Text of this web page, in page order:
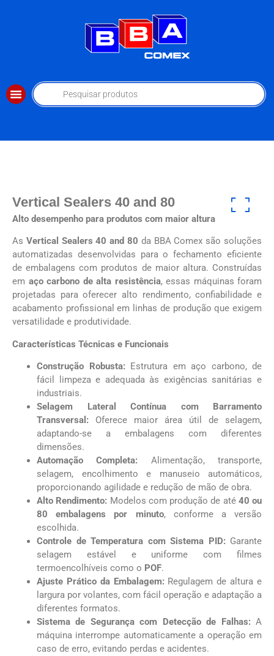
Vertical Sealers 40 and 80
Alto desempenho para produtos com maior altura
As Vertical Sealers 40 and 80 da BBA Comex são soluções
automatizadas desenvolvidas para o fechamento eficiente
de embalagens com produtos de maior altura. Construídas
em aço carbono de alta resistência, essas máquinas foram
projetadas para oferecer alto rendimento, confiabilidade e
acabamento profissional em linhas de produção que exigem
versatilidade e produtividade.
Características Técnicas e Funcionais
Construção Robusta: Estrutura em aço carbono, de
fácil limpeza e adequada às exigências sanitárias e
industriais.
Selagem Lateral Contínua com Barramento
Transversal: Oferece maior área útil de selagem,
adaptando-se a embalagens com diferentes
dimensões.
Automação Completa: Alimentação, transporte,
selagem, encolhimento e manuseio automáticos,
proporcionando agilidade e redução de mão de obra.
Alto Rendimento: Modelos com produção de até 40 ou
80 embalagens por minuto, conforme a versão
escolhida.
Controle de Temperatura com Sistema PID: Garante
selagem estável e uniforme com filmes
termoencolhíveis como o POF.
Ajuste Prático da Embalagem: Regulagem de altura e
largura por volantes, com fácil operação e adaptação a
diferentes formatos.
Sistema de Segurança com Detecção de Falhas: A
máquina interrompe automaticamente a operação em
caso de erro, evitando perdas e acidentes.